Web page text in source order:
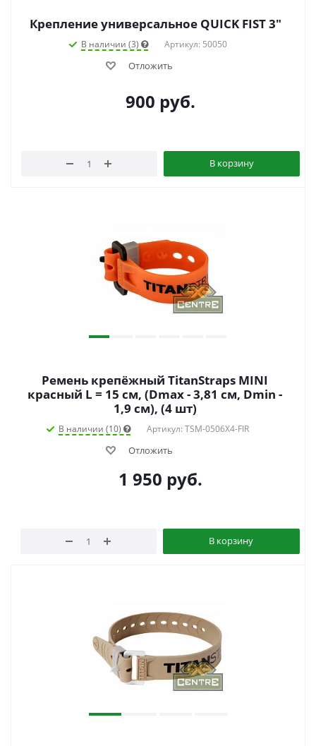
Крепление универсальное QUICK FIST 3"
В наличии (3) Артикул: 50050
Отложить
900 руб.
В корзину
Ремень крепёжный TitanStraps MINI
красный L = 15 см, (Dmax - 3,81 см, Dmin -
1,9 см), (4 шт)
В наличии (10) Артикул: TSM-0506X4-FIR
Отложить
1 950 руб.
В корзину